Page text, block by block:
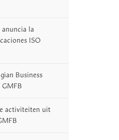
la
ISO
Business
activiteiten uit